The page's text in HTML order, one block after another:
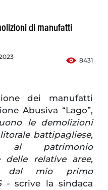
di manufatti
8431
dei manufatti
Abusiva “Lago”,
le demolizioni
battipagliese,
al patrimonio
delle relative aree,
dal mio primo
-scrive la sindaca